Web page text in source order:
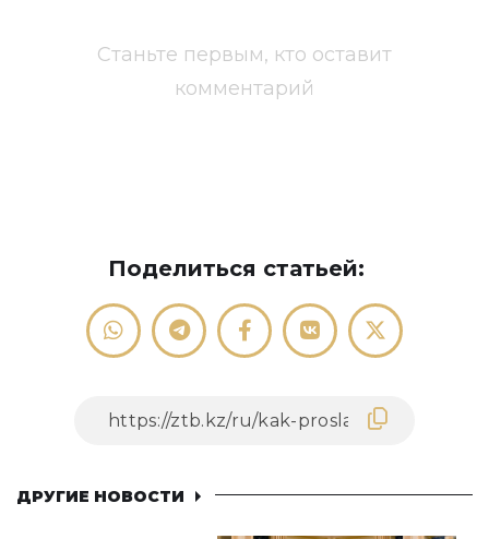
Станьте первым, кто оставит
комментарий
Поделиться статьей:
ДРУГИЕ НОВОСТИ